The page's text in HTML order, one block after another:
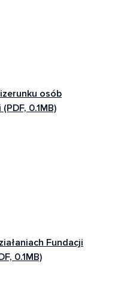
osób
0.1MB)
Fundacji
0.1MB)